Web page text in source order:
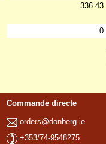
336.43
0
Commande directe
orders@donberg.ie
+353/74-9548275